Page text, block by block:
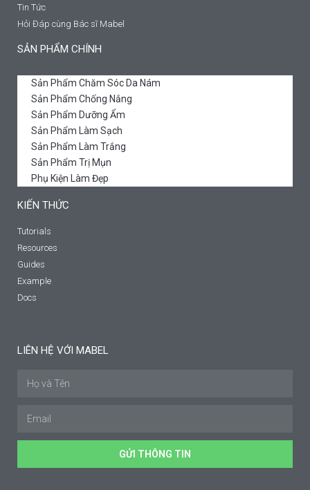
Tin Tức
Hỏi Đáp cùng Bác sĩ Mabel
SẢN PHẨM CHÍNH
Sản Phẩm Chăm Sóc Da Nám
Sản Phẩm Chống Nắng
Sản Phẩm Dưỡng Ẩm
Sản Phẩm Làm Sạch
Sản Phẩm Làm Trắng
Sản Phẩm Trị Mụn
Phụ Kiện Làm Đẹp
KIẾN THỨC
Tutorials
Resources
Guides
Example
Docs
LIÊN HỆ VỚI MABEL
GỬI THÔNG TIN